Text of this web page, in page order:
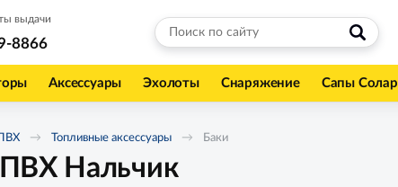
выдачи
8866
Аксессуары Эхолоты Снаряжение Сапы Солар
Топливные аксессуары Баки
Нальчик